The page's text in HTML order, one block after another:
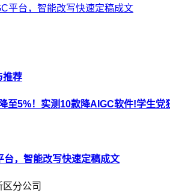
平台，智能改写快速定稿成文
推荐
5%！实测10款降AIGC软件!学生党
，智能改写快速定稿成文
分公司